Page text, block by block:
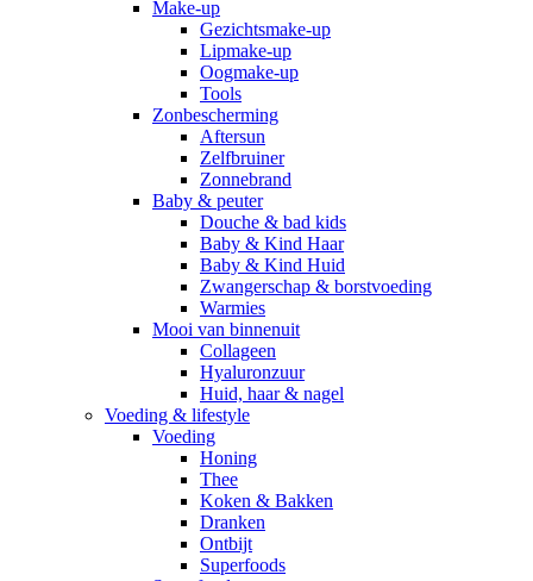
Make-up
Gezichtsmake-up
Lipmake-up
Oogmake-up
Tools
Zonbescherming
Aftersun
Zelfbruiner
Zonnebrand
Baby & peuter
Douche & bad kids
Baby & Kind Haar
Baby & Kind Huid
Zwangerschap & borstvoeding
Warmies
Mooi van binnenuit
Collageen
Hyaluronzuur
Huid, haar & nagel
Voeding & lifestyle
Voeding
Honing
Thee
Koken & Bakken
Dranken
Ontbijt
Superfoods